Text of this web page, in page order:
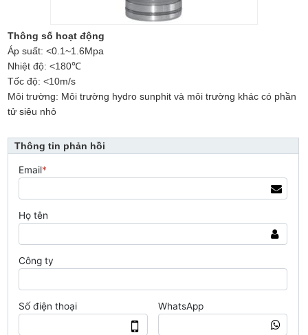
Thông số hoạt động
Áp suất: <0.1~1.6Mpa
Nhiệt độ: <180℃
Tốc độ: <10m/s
Môi trường: Môi trường hydro sunphit và môi trường khác có phần
tử siêu nhỏ
Thông tin phản hồi